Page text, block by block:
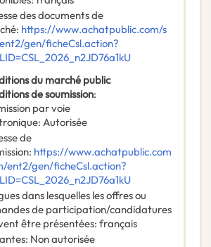
des documents de
: https://www.achatpublic.com/s
gen/ficheCsl.action?
du marché public
de soumission:
par voie
: Autorisée
de
: https://www.achatpublic.com
ent2/gen/ficheCsl.action?
dans lesquelles les offres ou
de participation/candidatures
être présentées: français
: Non autorisée